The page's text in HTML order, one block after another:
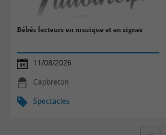
Bébés lecteurs en musique et en signes
11/08/2026
Capbreton
Spectacles